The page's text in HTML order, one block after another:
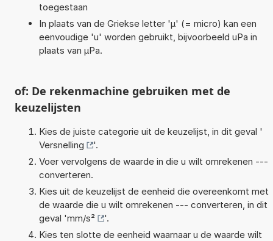
toegestaan
In plaats van de Griekse letter 'µ' (= micro) kan een
eenvoudige 'u' worden gebruikt, bijvoorbeeld uPa in
plaats van µPa.
of: De rekenmachine gebruiken met de
keuzelijsten
Kies de juiste categorie uit de keuzelijst, in dit geval '
Versnelling
'.
Voer vervolgens de waarde in die u wilt omrekenen ---
converteren.
Kies uit de keuzelijst de eenheid die overeenkomt met
de waarde die u wilt omrekenen --- converteren, in dit
geval 'mm/s²
'.
Kies ten slotte de eenheid waarnaar u de waarde wilt